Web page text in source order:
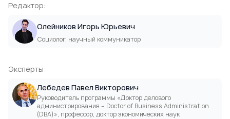
Редактор:
Олейников Игорь Юрьевич
Социолог, научный коммуникатор
Эксперты:
Лебедев Павел Викторович
Руководитель программы «Доктор делового
администрирования – Doctor of Business Administration
(DВА)», профессор, доктор экономических наук